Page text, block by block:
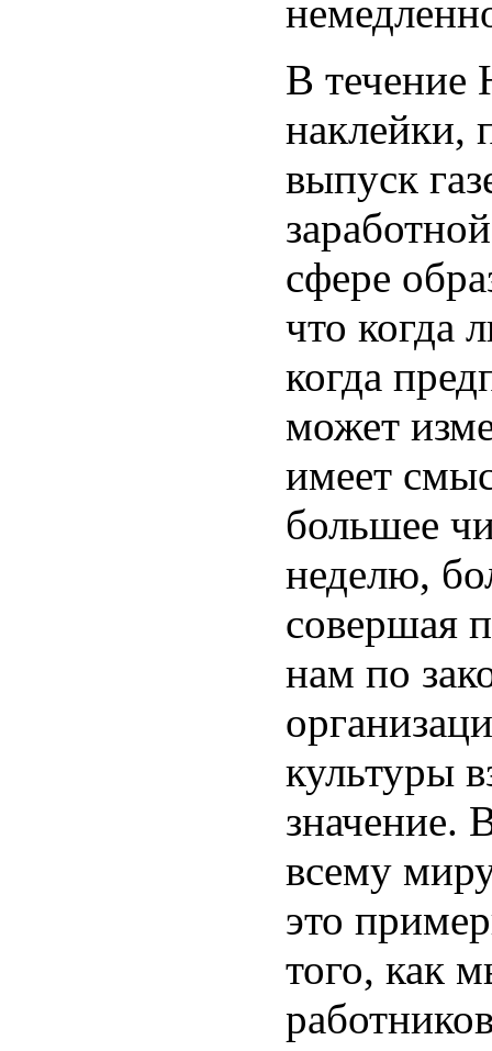
В течение
наклейки,
выпуск
сфере
что когда
когда
может
имеет
большее
неделю,
совершая
нам по
культуры
значение.
всему
это
того, как